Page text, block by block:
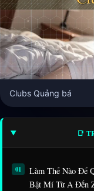
Clubs Quảng bá
📑
Làm Thế Nào Để
Bật Mí Từ A Đến